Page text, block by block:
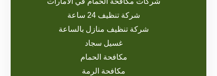
شركة تنظيف 24 ساعة
شركة تنظيف منازل بالساعة
غسيل سجاد
مكافحة الحمام
مكافحة الرمة